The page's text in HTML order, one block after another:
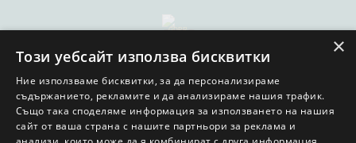
GDPR
Нашият онлайн магазин е 100% съобразен с GDPR.
Моите лични данни
×
Този уебсайт използва бисквитки
Ние използваме бисквитки, за да персонализираме
съдържанието, рекламите и да анализираме нашия трафик.
Също така споделяме информация за използването на нашия
сайт от ваша страна с нашите партньори за реклама и